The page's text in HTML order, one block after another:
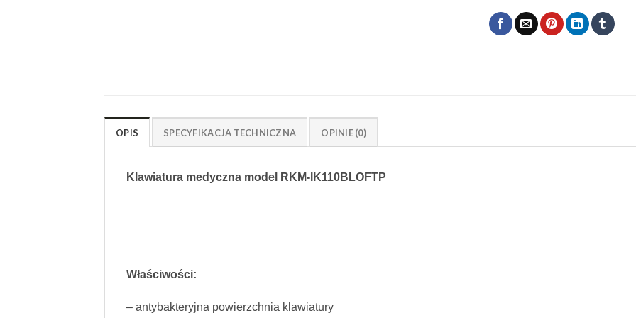
OPIS SPECYFIKACJA TECHNICZNA OPINIE (0)
Klawiatura medyczna model RKM-
Właściwości:
– antybakteryjna powierzchnia klawiatury